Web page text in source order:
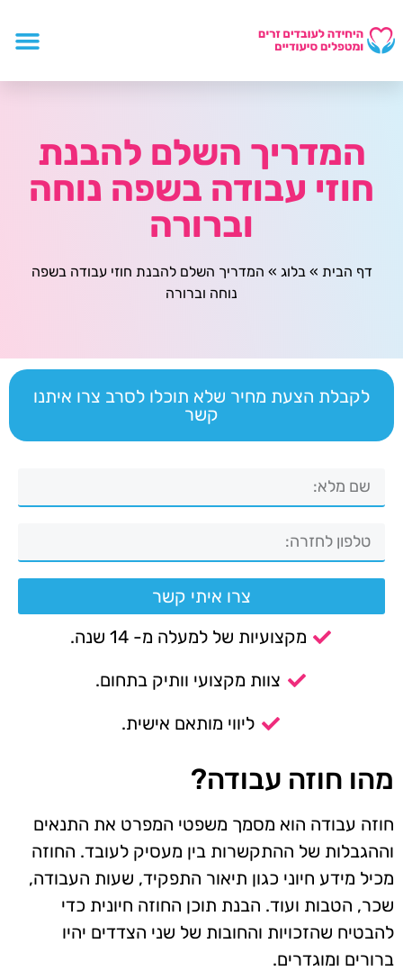
המדריך השלם להבנת
חוזי עבודה בשפה נוחה
וברורה
דף הבית »בלוג » המדריך השלם להבנת חוזי עבודה בשפה
נוחה וברורה
לקבלת הצעת מחיר שלא תוכלו לסרב צרו איתנו
קשר
צרו איתי קשר
מקצועיות של למעלה מ- 14 שנה.
צוות מקצועי וותיק בתחום.
ליווי מותאם אישית.
מהו חוזה עבודה?
חוזה עבודה הוא מסמך משפטי המפרט את התנאים
וההגבלות של ההתקשרות בין מעסיק לעובד. החוזה
מכיל מידע חיוני כגון תיאור התפקיד, שעות העבודה,
שכר, הטבות ועוד. הבנת תוכן החוזה חיונית כדי
להבטיח שהזכויות והחובות של שני הצדדים יהיו
ברורים ומוגדרים.